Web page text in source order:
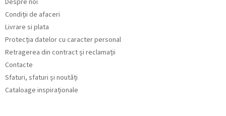
Despre noi
Condiții de afaceri
Livrare si plata
Protecția datelor cu caracter personal
Retragerea din contract și reclamații
Contacte
Sfaturi, sfaturi și noutăți
Cataloage inspiraționale